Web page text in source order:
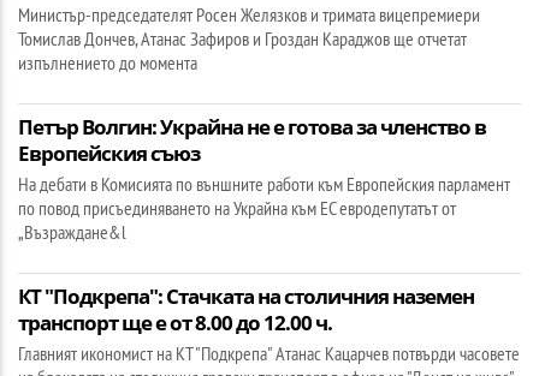
Министър-председателят Росен Желязков и тримата вицепремиери
Томислав Дончев, Атанас Зафиров и Гроздан Караджов ще отчетат
изпълнението до момента
Петър Волгин: Украйна не е готова за членство в
Европейския съюз
На дебати в Комисията по външните работи към Европейския парламент
по повод присъединяването на Украйна към ЕС евродепутатът от
„Възраждане&l
КТ "Подкрепа": Стачката на столичния наземен
транспорт ще е от 8.00 до 12.00 ч.
Главният икономист на КТ "Подкрепа" Атанас Кацарчев потвърди часовете